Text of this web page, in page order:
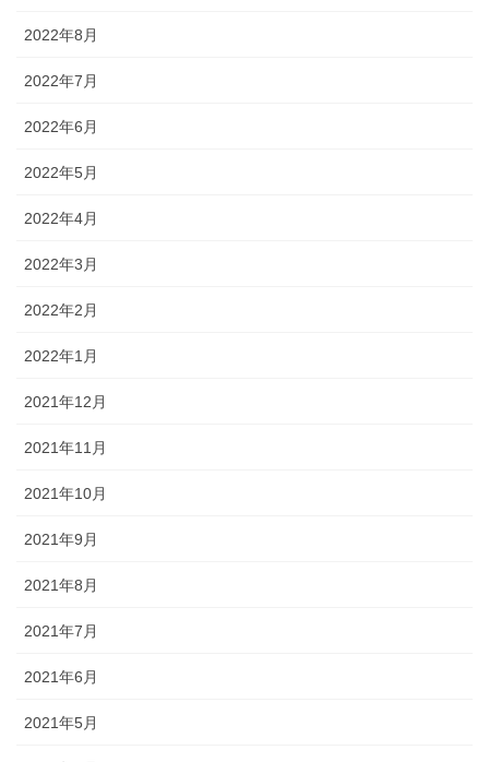
2022年8月
2022年7月
2022年6月
2022年5月
2022年4月
2022年3月
2022年2月
2022年1月
2021年12月
2021年11月
2021年10月
2021年9月
2021年8月
2021年7月
2021年6月
2021年5月